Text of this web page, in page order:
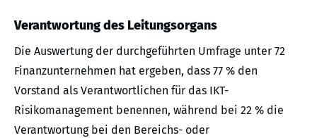
Verantwortung des Leitungsorgans
Die Auswertung der durchgeführten Umfrage unter 72
Finanzunternehmen hat ergeben, dass 77 % den
Vorstand als Verantwortlichen für das IKT-
Risikomanagement benennen, während bei 22 % die
Verantwortung bei den Bereichs- oder